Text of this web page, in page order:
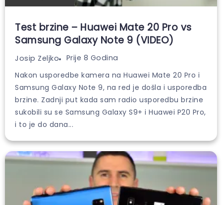
Test brzine – Huawei Mate 20 Pro vs
Samsung Galaxy Note 9 (VIDEO)
Josip Zeljko
Prije 8 Godina
Nakon usporedbe kamera na Huawei Mate 20 Pro i
Samsung Galaxy Note 9, na red je došla i usporedba
brzine. Zadnji put kada sam radio usporedbu brzine
sukobili su se Samsung Galaxy S9+ i Huawei P20 Pro,
i to je do dana...